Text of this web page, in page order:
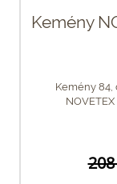
Kemény
Kemény